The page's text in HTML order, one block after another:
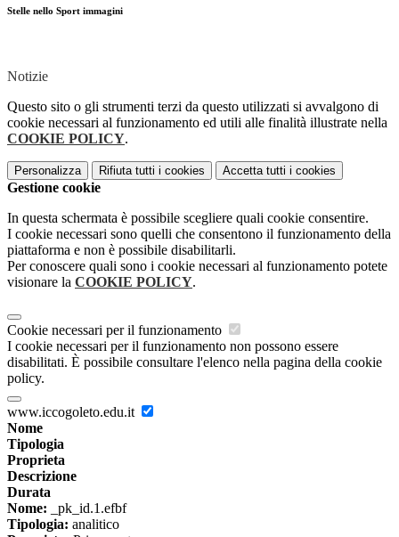
Stelle nello Sport immagini
Notizie
Questo sito o gli strumenti terzi da questo utilizzati si avvalgono di
cookie necessari al funzionamento ed utili alle finalità illustrate nella
COOKIE POLICY.
Personalizza Rifiuta tutti i cookies Accetta tutti i cookies
Gestione cookie
In questa schermata è possibile scegliere quali cookie consentire.
I cookie necessari sono quelli che consentono il funzionamento della
piattaforma e non è possibile disabilitarli.
Per conoscere quali sono i cookie necessari al funzionamento potete
visionare la COOKIE POLICY.
Cookie necessari per il funzionamento
I cookie necessari per il funzionamento non possono essere
disabilitati. È possibile consultare l'elenco nella pagina della cookie
policy.
www.iccogoleto.edu.it
Nome
Tipologia
Proprieta
Descrizione
Durata
Nome: _pk_id.1.efbf
Tipologia: analitico